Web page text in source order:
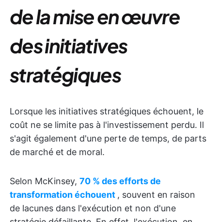
de la mise en œuvre
des initiatives
stratégiques
Lorsque les initiatives stratégiques échouent, le
coût ne se limite pas à l'investissement perdu. Il
s'agit également d'une perte de temps, de parts
de marché et de moral.
Selon McKinsey, 70 % des efforts de
transformation échouent , souvent en raison
de lacunes dans l'exécution et non d'une